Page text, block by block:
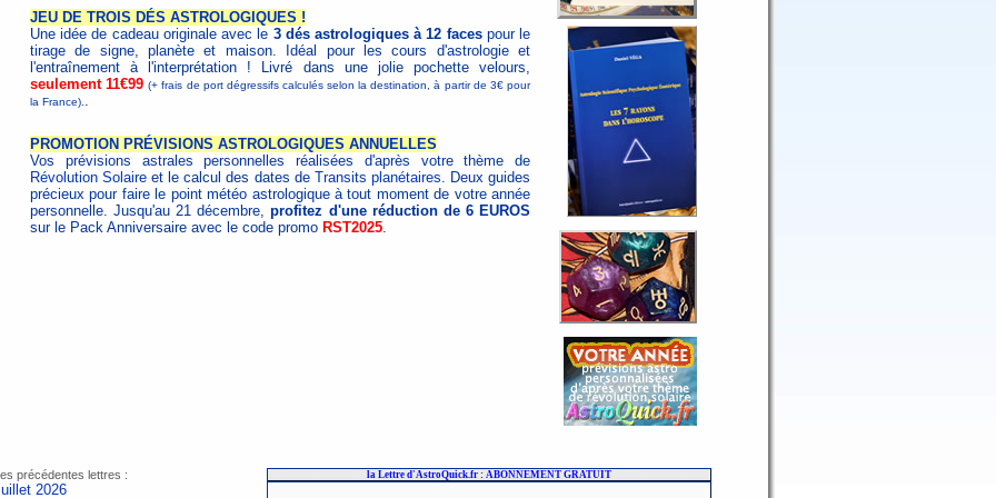
JEU DE TROIS DÉS ASTROLOGIQUES !
Une idée de cadeau originale avec le 3 dés astrologiques à 12 facespour le
tirage de signe, planète et maison. Idéal pour les cours d'astrologie et
l'entraînement à l'interprétation ! Livré dans une jolie pochette velours,
seulement 11€99 (+ frais de port dégressifs calculés selon la destination, à partir de 3€ pour
la France). .
PROMOTION PRÉVISIONS ASTROLOGIQUES ANNUELLES
Vos prévisions astrales personnelles réalisées d'après votre thème de
Révolution Solaire et le calcul des dates de Transits planétaires. Deux guides
précieux pour faire le point météo astrologique à tout moment de votre année
personnelle. Jusqu'au 21 décembre,profitez d'une réduction de 6 EUROS
sur le Pack Anniversaire avec le code promo RST2025.
précédentes lettres :
2026